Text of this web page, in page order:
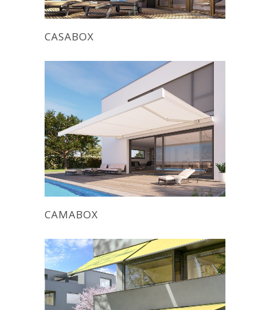
CASABOX
CAMABOX